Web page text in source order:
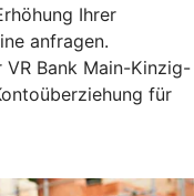
Ihrer
anfragen.
VR Bank Main-Kinzig-
für